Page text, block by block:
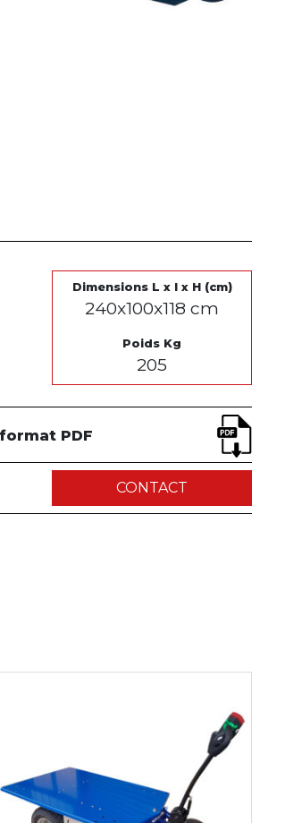
Dimensions L x l x H (cm)
240x100x118 cm
Poids Kg
205
PDF
CONTACT